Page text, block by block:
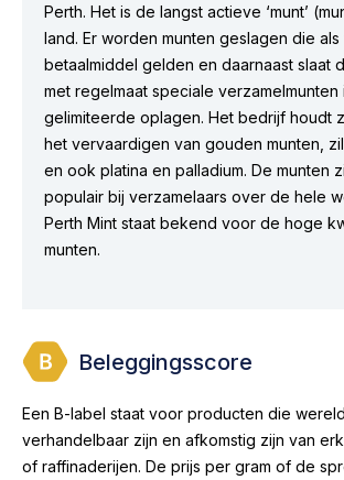
Perth. Het is de langst actieve ‘munt’
land. Er worden munten geslagen die
betaalmiddel gelden en daarnaast slaat
met regelmaat speciale verzamelmunten
gelimiteerde oplagen. Het bedrijf houdt
het vervaardigen van gouden munten,
en ook platina en palladium. De munten
populair bij verzamelaars over de hele
Perth Mint staat bekend voor de hoge
munten.
Beleggingsscore
Een B-label staat voor producten die
verhandelbaar zijn en afkomstig zijn van
of raffinaderijen. De prijs per gram of de